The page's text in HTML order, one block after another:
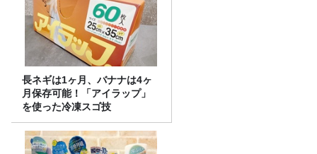
長ネギは1ヶ月、バナナは4ヶ
月保存可能！「アイラップ」
を使った冷凍スゴ技